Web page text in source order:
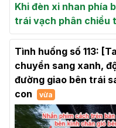
Khi đèn xi nhan phía
trái vạch phân chiều
Tình huống số 113:
chuyển sang xanh,
đường giao bên trái
con
vừa